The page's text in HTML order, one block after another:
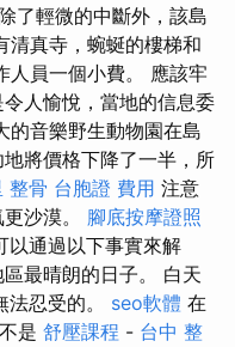
了輕微的中斷外，該島
清真寺，蜿蜒的樓梯和
人員一個小費。 應該牢
人愉悅，當地的信息委
的音樂野生動物園在島
將價格下降了一半，所
整骨 台胞證 費用 注意
沙漠。 腳底按摩證照
以通過以下事實來解
最晴朗的日子。 白天
忍受的。 seo軟體 在
是 舒壓課程 - 台中 整